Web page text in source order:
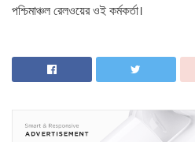
পশ্চিমাঞ্চল রেলওয়ের ওই কর্মকর্তা।